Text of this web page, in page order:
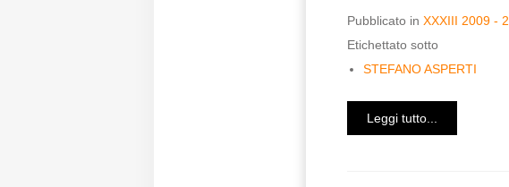
Pubblicato in XXXIII 2009 - 2
Etichettato sotto
STEFANO ASPERTI
Leggi tutto...